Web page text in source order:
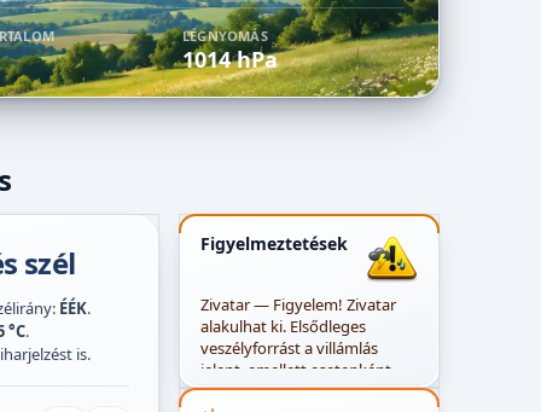
LÉGNYOMÁS
1014 hPa
szél
ÉÉK.
°C.
is.
Figyelmeztetések
Zivatar — Figyelem! Zivatar
alakulhat ki. Elsődleges
veszélyforrást a villámlás
jelent, emellett esetenként
szélerősödés, jégeső